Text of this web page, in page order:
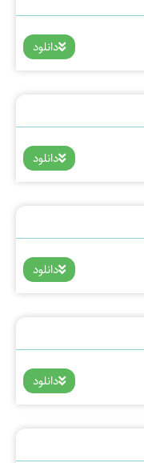
دانلود
دانلود
دانلود
دانلود